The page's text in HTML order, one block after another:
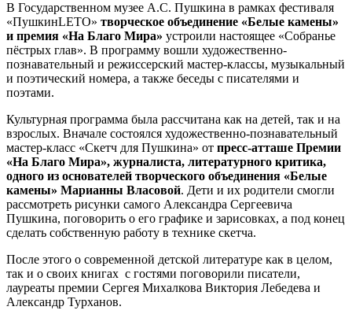
В Государственном музее А.С. Пушкина в рамках фестиваля
«ПушкинLETO» творческое объединение «Белые камены»
и премия «На Благо Мира» устроили настоящее «Собранье
пёстрых глав». В программу вошли художественно-
познавательный и режиссерский мастер-классы, музыкальный
и поэтический номера, а также беседы с писателями и
поэтами.
Культурная программа была рассчитана как на детей, так и на
взрослых. Вначале состоялся художественно-познавательный
мастер-класс «Скетч для Пушкина» от пресс-атташе Премии
«На Благо Мира», журналиста, литературного критика,
одного из основателей творческого объединения «Белые
камены» Марианны Власовой. Дети и их родители смогли
рассмотреть рисунки самого Александра Сергеевича
Пушкина, поговорить о его графике и зарисовках, а под конец
сделать собственную работу в технике скетча.
После этого о современной детской литературе как в целом,
так и о своих книгах с гостями поговорили писатели,
лауреаты премии Сергея Михалкова Виктория Лебедева и
Александр Турханов.